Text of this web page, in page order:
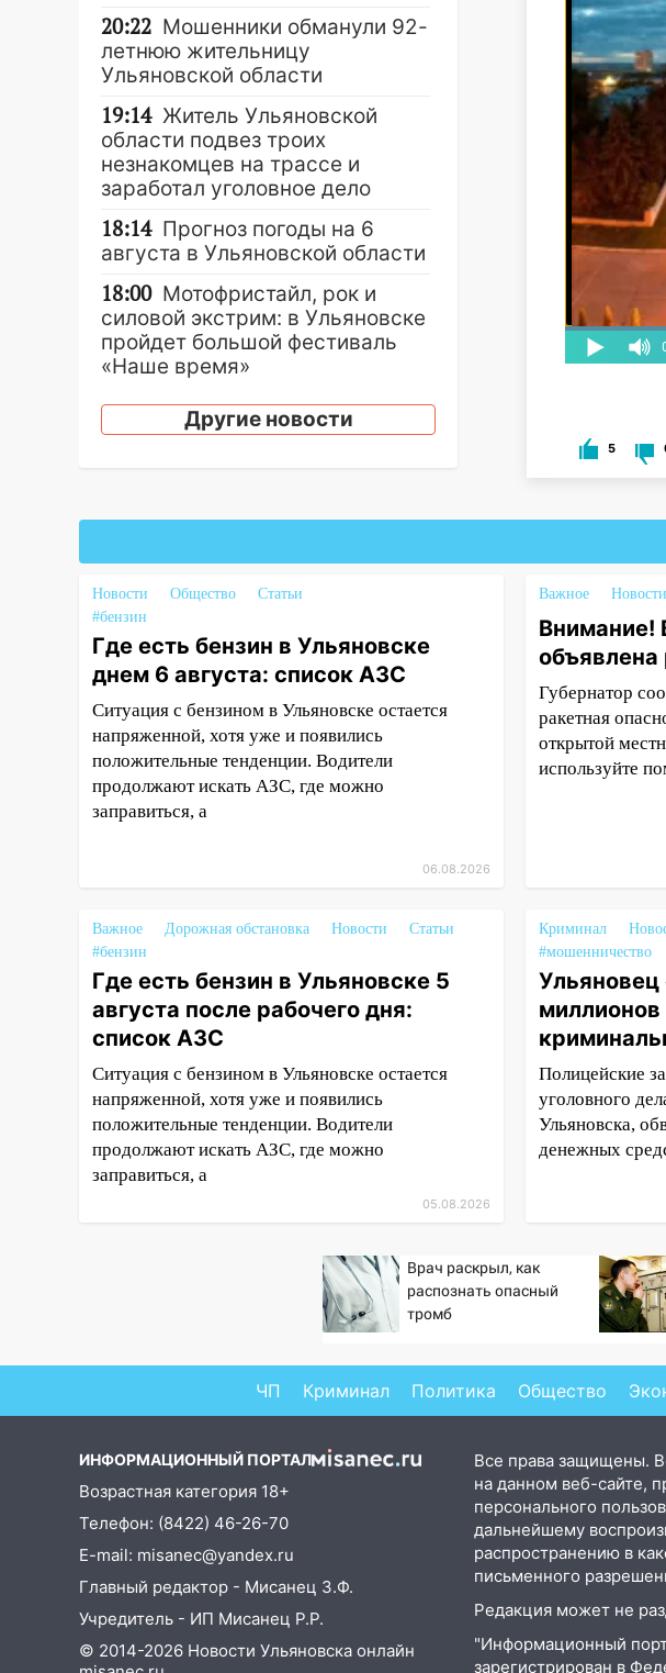
5
20:22 Мошенники обманули 92-
летнюю жительницу
Ульяновской области
19:14 Житель Ульяновской
области подвез троих
незнакомцев на трассе и
заработал уголовное дело
18:14 Прогноз погоды на 6
августа в Ульяновской области
18:00 Мотофристайл, рок и
силовой экстрим: в Ульяновске
пройдет большой фестиваль
«Наше время»
17:30 Где есть бензин в
Ульяновске 5 августа после
Ульяновске задержали 19-
мошенников
16:12
Едва не перерезал горло:
в Вешкайме посиделки с
судимым знакомым
закончились для женщины
больницей
16:06 18-летняя девушка без
прав перевернулась на мопеде
и попала в больницу
15:32
сбил 18-летнего мопедиста
15:00 В Ульяновске после
тройного ДТП
госпитализировали 25-летнего
байкера
14:32 На Ульяновскую область
надвигается жара
14:08
Пешеход переходил по
В Димитровграде на
улице Трудовой горело здание
13:00 Водитель без прав
врезался в припаркованный
автомобиль
12:37 Переезжал «зебру» на
велосипеде и попал под колеса
12:18 Вспыхнул изнутри: в
Железнодорожном районе
горела дача
11:33 В Засвияжье под колёса
авто попал мужчина
Другие новости
Новости Общество
Статьи
#бензин
Где есть бензин в Ульяновске
днем 6 августа: список АЗС
Ситуация с бензином в Ульяновске остается
напряженной, хотя уже и появились
положительные тенденции. Водители
продолжают искать АЗС, где можно
заправиться, а
06.08.2026
Важное Новости
Внимание!
объявлена
Губернатор
ракетная
открытой
используйте
Важное Дорожная обстановка Новости
Статьи
#бензин
Где есть бензин в Ульяновске 5
августа после рабочего дня:
список АЗС
Ситуация с бензином в Ульяновске остается
напряженной, хотя уже и появились
положительные тенденции. Водители
продолжают искать АЗС, где можно
заправиться, а
05.08.2026
Криминал
#мошенничество
Ульяновец
миллионов
Полицейские
уголовного
Ульяновска,
денежных
Врач раскрыл, как
распознать опасный
тромб
ЧП Криминал Политика Общество
ИНФОРМАЦИОННЫЙ ПОРТАЛ
Возрастная категория 18+
Телефон: (8422) 46-26-70
E-mail: misanec@yandex.ru
Главный редактор - Мисанец З.Ф.
Учредитель - ИП Мисанец Р.Р.
© 2014-2026 Новости Ульяновска онлайн
Все права защищены.
на данном веб-сайте,
персонального
дальнейшему
распространению в
письменного
Редакция может не
"Информационный
зарегистрирован в